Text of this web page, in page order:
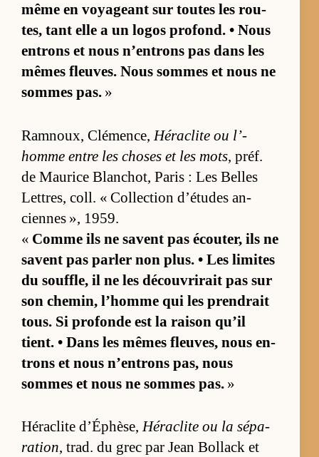
même en voya­geant sur toutes les rou­
tes, tant elle a un lo­gos pro­fond. • Nous
en­trons et nous n’en­trons pas dans les
mêmes fleuves. Nous sommes et nous ne
sommes pas. »
Ram­noux, Clé­men­ce, Hé­ra­clite ou l’­
homme entre les choses et les mots, préf.
de Mau­rice Blan­chot, Pa­ris : Les Belles
Let­tres, coll. « Col­lec­tion d’études an­
ciennes », 1959.
« Comme ils ne savent pas écou­ter, ils ne
savent pas par­ler non plus. • Les li­mites
du souf­fle, il ne les dé­cou­vri­rait pas sur
son che­min, l’­homme qui les pren­drait
tous. Si pro­fonde est la rai­son qu’il
tient. • Dans les mêmes fleu­ves, nous en­
trons et nous n’en­trons pas, nous
sommes et nous ne sommes pas. »
Hé­ra­clite d’Éphè­se,Hé­ra­clite ou la sé­pa­
ra­tion, trad. du grec par Jean Bol­lack et